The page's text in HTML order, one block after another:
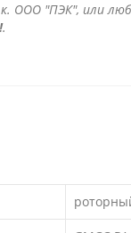
ООО "ПЭК", или
.